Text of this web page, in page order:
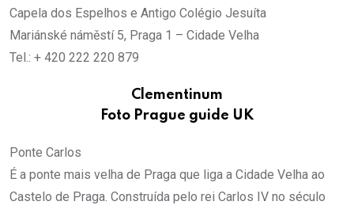
Capela dos Espelhos e Antigo Colégio Jesuíta
Mariánské náměstí 5, Praga 1 – Cidade Velha
Tel.: + 420 222 220 879
Clementinum
Foto Prague guide UK
Ponte Carlos
É a ponte mais velha de Praga que liga a Cidade Velha ao
Castelo de Praga. Construída pelo rei Carlos IV no século